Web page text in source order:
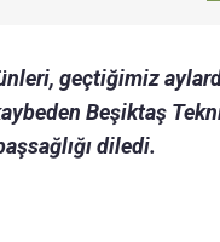
geçtiğimiz
Beşiktaş
diledi.